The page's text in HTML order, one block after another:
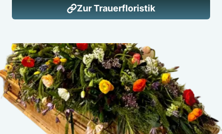
Zur Trauerfloristik